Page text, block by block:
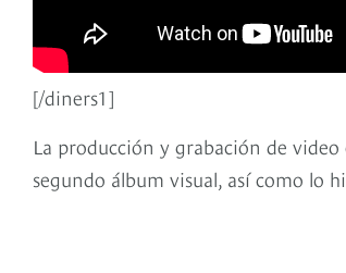
[/diners1]
La producción y grabación de
segundo álbum visual, así como lo